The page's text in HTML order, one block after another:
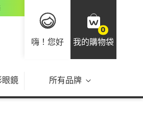
嗨！您好
0
我的購物袋
眼鏡 所有品牌